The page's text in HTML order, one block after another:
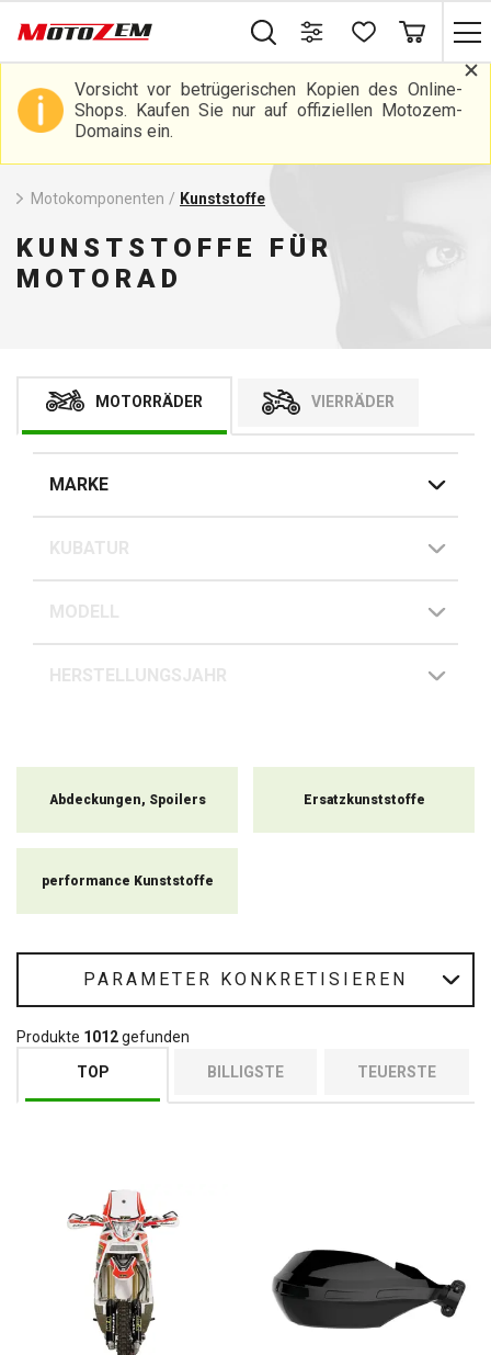
Vorsicht vor betrügerischen Kopien des Online-
Shops. Kaufen Sie nur auf offiziellen Motozem-
Domains ein.
Motokomponenten / Kunststoffe
KUNSTSTOFFE FÜR
MOTORAD
MOTORRÄDER VIERRÄDER
MARKE
KUBATUR
MODELL
HERSTELLUNGSJAHR
Abdeckungen, Spoilers Ersatzkunststoffe
performance Kunststoffe
PARAMETER KONKRETISIEREN
Produkte 1012gefunden
TOP
BILLIGSTE TEUERSTE